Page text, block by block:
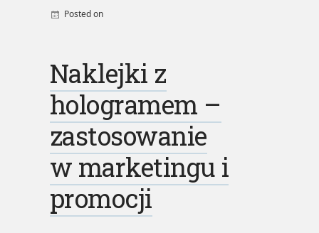
Posted on
Naklejki z
hologramem –
zastosowanie
w marketingu i
promocji